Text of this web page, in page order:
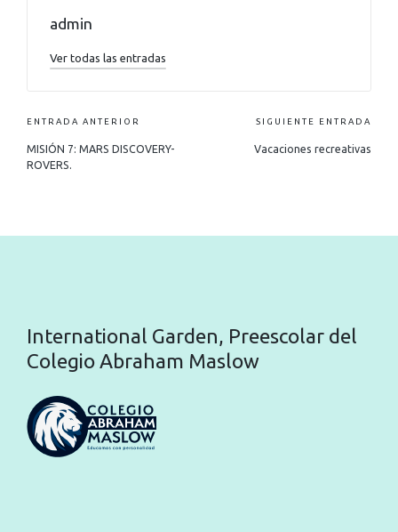
admin
Ver todas las entradas
ENTRADA ANTERIOR
MISIÓN 7: MARS DISCOVERY-
ROVERS.
SIGUIENTE ENTRADA
Vacaciones recreativas
International Garden, Preescolar del
Colegio Abraham Maslow